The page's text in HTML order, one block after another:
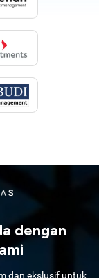
dengan
dan ekslusif untuk